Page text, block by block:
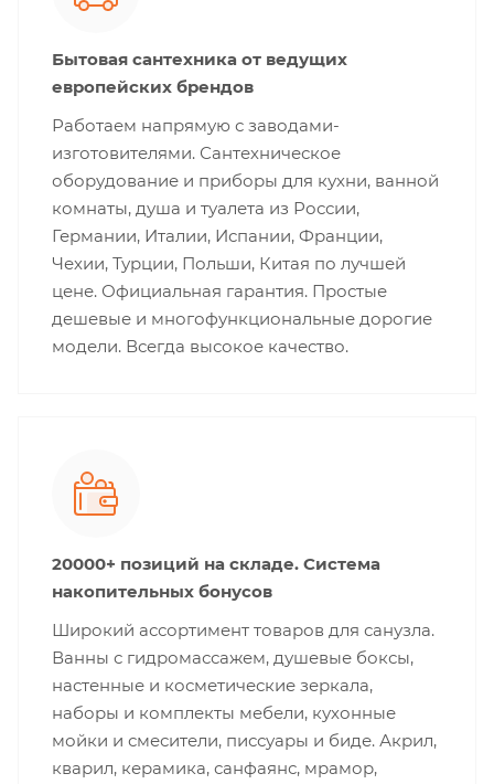
Бытовая сантехника от ведущих
европейских брендов
Работаем напрямую с заводами-
изготовителями. Сантехническое
оборудование и приборы для кухни, ванной
комнаты, душа и туалета из России,
Германии, Италии, Испании, Франции,
Чехии, Турции, Польши, Китая по лучшей
цене. Официальная гарантия. Простые
дешевые и многофункциональные дорогие
модели. Всегда высокое качество.
20000+ позиций на складе. Система
накопительных бонусов
Широкий ассортимент товаров для санузла.
Ванны с гидромассажем, душевые боксы,
настенные и косметические зеркала,
наборы и комплекты мебели, кухонные
мойки и смесители, писсуары и биде. Акрил,
кварил, керамика, санфаянс, мрамор,